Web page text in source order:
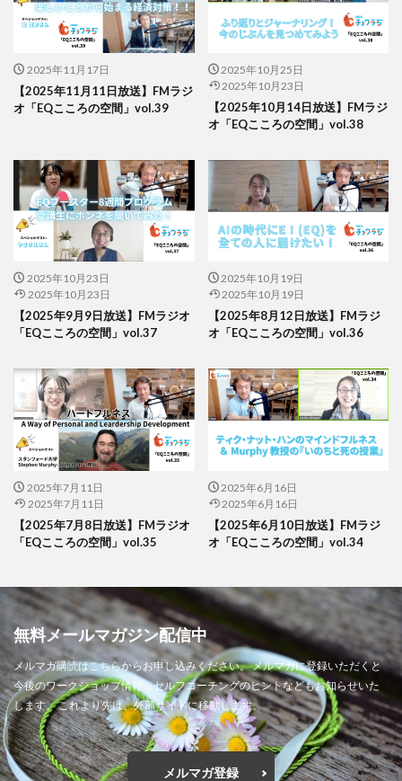
2025年11月17日
【2025年11月11日放送】FMラジ
オ「EQこころの空間」vol.39
2025年10月25日
2025年10月23日
【2025年10月14日放送】FMラジ
オ「EQこころの空間」vol.38
2025年10月23日
2025年10月23日
【2025年9月9日放送】FMラジオ
「EQこころの空間」vol.37
2025年10月19日
2025年10月19日
【2025年8月12日放送】FMラジ
オ「EQこころの空間」vol.36
2025年7月11日
2025年7月11日
【2025年7月8日放送】FMラジオ
「EQこころの空間」vol.35
2025年6月16日
2025年6月16日
【2025年6月10日放送】FMラジ
オ「EQこころの空間」vol.34
無料メールマガジン配信中
メルマガ購読はこちらからお申し込みください。 メルマガに登録いただくと
今後のワークショップ情報、セルフコーチングのヒントなどもお知らせいた
します。 これより先は、外部サイトに移動します。
メルマガ登録